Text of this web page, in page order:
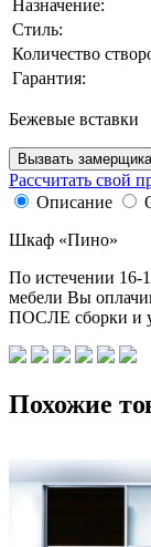
Назначение:
Стиль:
Количество
Гарантия:
Бежевые вставки
Вызвать замерщика
Рассчитать свой
Описание
Шкаф «Пино»
По истечении 16-
мебели Вы
ПОСЛЕ сборки и
Похожие